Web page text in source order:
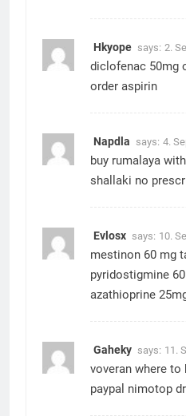
Hkyope says: 2.
diclofenac 50mg
order aspirin
Napdla says: 4.
buy rumalaya
shallaki no
Evlosx says: 10.
mestinon 60 mg
pyridostigmine
azathioprine
Gaheky says: 11.
voveran where to
paypal nimotop